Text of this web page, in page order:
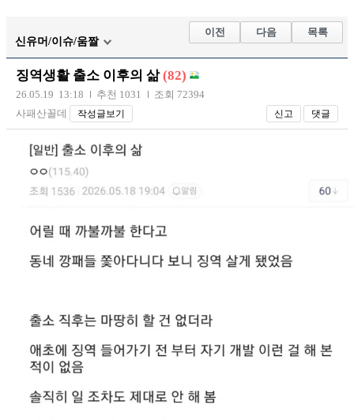
자유사진 군사/무기
트럭/버스 항공/해운/철도
장착시공사진
신유머/이슈/움짤
이전 다음 목록
징역생활 출소 이후의 삶 (82)
26.05.19 13:18 추천 1031
조회 72394
사패산꼴데
작성글보기 신고 댓글